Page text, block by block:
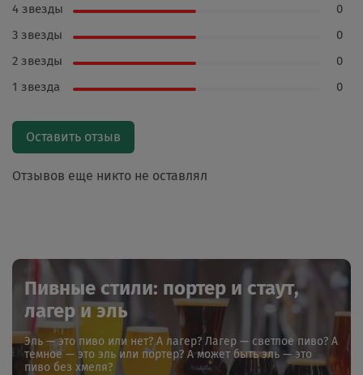
Отзывов еще никто не оставлял
4 звезды
0
3 звезды
0
2 звезды
0
1 звезда
0
Оставить отзыв
Пивные стили: портер и стаут,
лагер и эль
Эль — это пиво или нет? А лагер? Лагер — светлое пиво? А
темное — это эль или портер? А может быть эль — это
пиво без хмеля?